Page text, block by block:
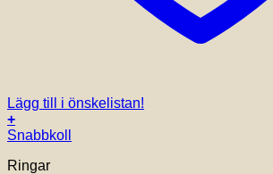
Lägg till i önskelistan!
+
Snabbkoll
Ringar